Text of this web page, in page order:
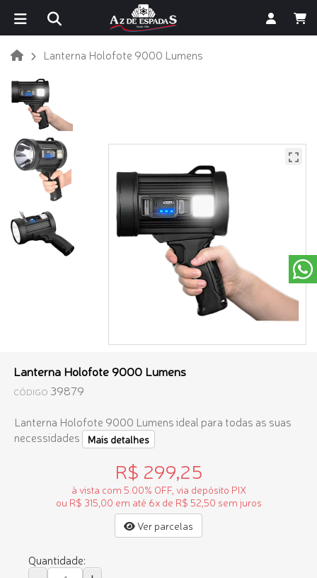
Lanterna Holofote 9000 Lumens
Lanterna Holofote 9000 Lumens
CÓDIGO 39879
Lanterna Holofote 9000 Lumensideal para todas as suas
necessidades
Mais detalhes
R$ 299,25
à vista com 5.00% OFF, via depósito PIX
ou R$ 315,00 em até 6x de R$ 52,50 sem juros
Ver parcelas
Quantidade: